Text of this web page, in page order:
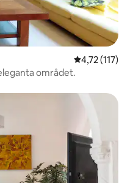
4,72 av 5 i
4,72 (117)
området.